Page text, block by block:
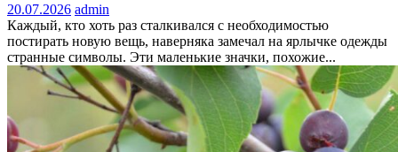
20.07.2026 admin
Каждый, кто хоть раз сталкивался с необходимостью
постирать новую вещь, наверняка замечал на ярлычке одежды
странные символы. Эти маленькие значки, похожие...